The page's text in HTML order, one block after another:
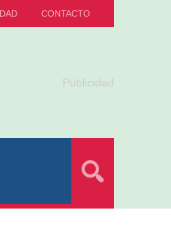
CONTACTO
Publicidad